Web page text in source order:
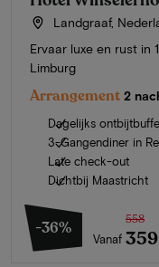
Landgraaf,
Ervaar luxe en rust in
Limburg
Arrangement 2
Dagelijks
3-Gangendiner in
Late check-out
Dichtbij Maastricht
-36%
Vanaf
558
359